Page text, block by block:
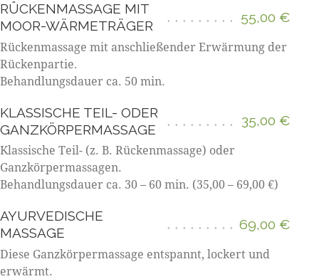
RÜCKENMASSAGE MIT
MOOR-WÄRMETRÄGER
55,00 €
Rückenmassage mit anschließender Erwärmung der
Rückenpartie.
Behandlungsdauer ca. 50 min.
KLASSISCHE TEIL- ODER
GANZKÖRPERMASSAGE
35,00 €
Klassische Teil- (z. B. Rückenmassage) oder
Ganzkörpermassagen.
Behandlungsdauer ca. 30 – 60 min. (35,00 – 69,00 €)
AYURVEDISCHE
MASSAGE
69,00 €
Diese Ganzkörpermassage entspannt, lockert und
erwärmt.